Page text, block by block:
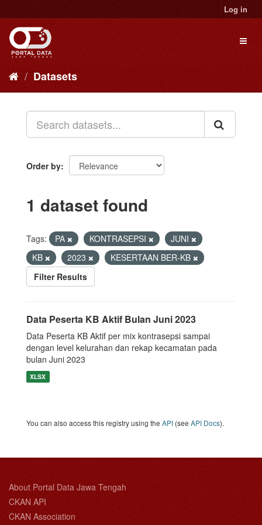
to
content
Log in
Datasets
Order by
1 dataset found
Tags: PA KONTRASEPSI
JUNI
KB
2023
KESERTAAN BER-KB
Filter Results
Data Peserta KB Aktif Bulan Juni 2023
Data Peserta KB Aktif per mix kontrasepsi sampai
dengan level kelurahan dan rekap kecamatan pada
bulan Juni 2023
XLSX
You can also access this registry using the API (see API Docs).
About Portal Data Jawa Tengah
CKAN API
CKAN Association